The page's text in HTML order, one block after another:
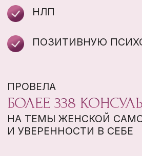
ЛИЧНАЯ ОНЛАЙН-КОНСУЛЬТАЦИЯ С
КАТРИН КАШУРТ С РАЗБОРОМ,
СВЯЗЬЮ ПО КУРСУ И ПО ВАШЕМУ
ЗАПРОСУ - 60 МИНУТ
ОСУЩЕСТВЛЯТЬ СВОИ ЖЕЛАНИЯ И
МЕЧТЫ
ОПЛАТИТЬ $200